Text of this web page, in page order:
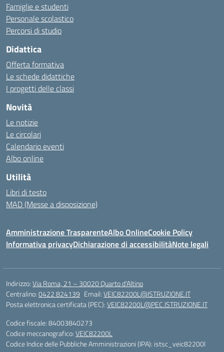
Famiglie e studenti
Personale scolastico
Percorsi di studio
Didattica
Offerta formativa
Le schede didattiche
I progetti delle classi
Novità
Le notizie
Le circolari
Calendario eventi
Albo online
Utilità
Libri di testo
MAD (Messe a disposizione)
Amministrazione TrasparenteAlbo OnlineCookie Policy
Informativa privacyDichiarazione di accessibilitàNote legali
Indirizzo:Via Roma, 21 – 30020 Quarto d'Altino
Centralino:0422 824139 Email:VEIC82200L@ISTRUZIONE.IT
Posta elettronica certificata (PEC):VEIC82200L@PEC.ISTRUZIONE.IT
Codice fiscale: 84003840273
Codice meccanografico:VEIC82200L
Codice Indice delle Pubbliche Amministrazioni (IPA): istsc_veic82200l